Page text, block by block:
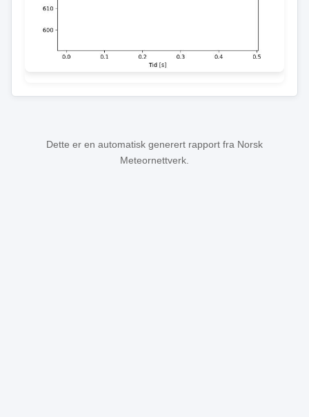
Dette er en automatisk generert rapport fra Norsk
Meteornettverk.